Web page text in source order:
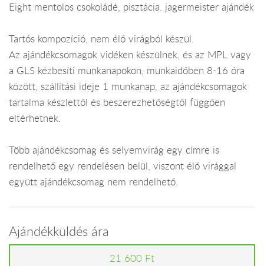
Eight mentolos csokoládé, pisztácia. jagermeister ajándék
Tartós kompozíció, nem élő virágból készül.
Az ajándékcsomagok vidéken készülnek, és az MPL vagy
a GLS kézbesíti munkanapokon, munkaidőben 8-16 óra
között, szállítási ideje 1 munkanap, az ajándékcsomagok
tartalma készlettől és beszerezhetőségtől függően
eltérhetnek.
Több ajándékcsomag és selyemvirág egy címre is
rendelhető egy rendelésen belül, viszont élő virággal
együtt ajándékcsomag nem rendelhető.
Ajándékküldés ára
21 600 Ft